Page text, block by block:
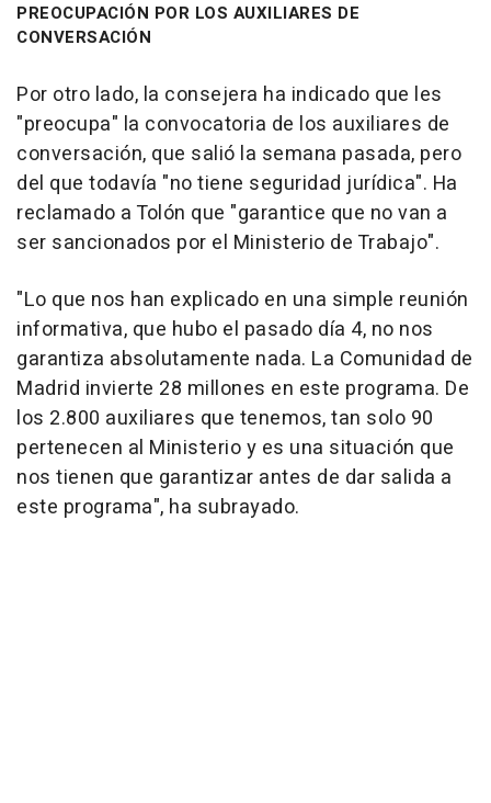
PREOCUPACIÓN POR LOS AUXILIARES DE
CONVERSACIÓN
Por otro lado, la consejera ha indicado que les
"preocupa" la convocatoria de los auxiliares de
conversación, que salió la semana pasada, pero
del que todavía "no tiene seguridad jurídica". Ha
reclamado a Tolón que "garantice que no van a
ser sancionados por el Ministerio de Trabajo".
"Lo que nos han explicado en una simple reunión
informativa, que hubo el pasado día 4, no nos
garantiza absolutamente nada. La Comunidad de
Madrid invierte 28 millones en este programa. De
los 2.800 auxiliares que tenemos, tan solo 90
pertenecen al Ministerio y es una situación que
nos tienen que garantizar antes de dar salida a
este programa", ha subrayado.